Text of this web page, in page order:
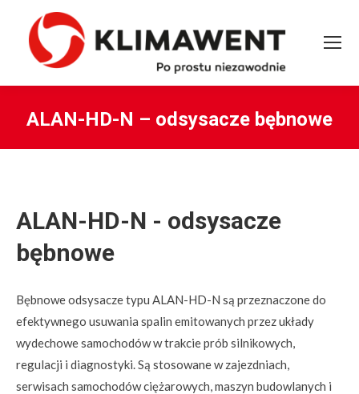
ALAN-HD-N – odsysacze bębnowe
ALAN-HD-N - odsysacze
bębnowe
Bębnowe odsysacze typu ALAN-HD-N są przeznaczone do
efektywnego usuwania spalin emitowanych przez układy
wydechowe samochodów w trakcie prób silnikowych,
regulacji i diagnostyki. Są stosowane w zajezdniach,
serwisach samochodów ciężarowych, maszyn budowlanych i